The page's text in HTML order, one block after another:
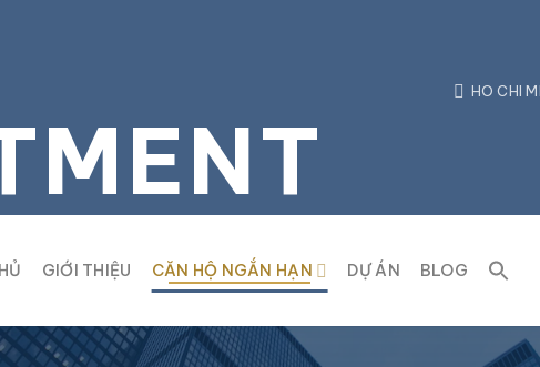
HO CHI
GIỚI THIỆU CĂN HỘ NGẮN HẠN DỰ ÁN BLOG